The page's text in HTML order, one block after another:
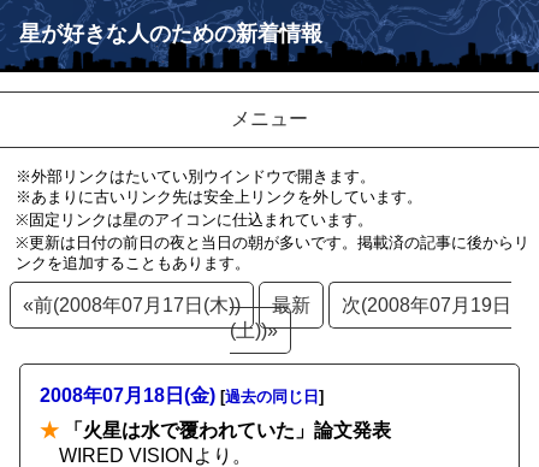
星が好きな人のための新着情報
メニュー
※外部リンクはたいてい別ウインドウで開きます。
※あまりに古いリンク先は安全上リンクを外しています。
※固定リンクは星のアイコンに仕込まれています。
※更新は日付の前日の夜と当日の朝が多いです。掲載済の記事に後からリ
ンクを追加することもあります。
«前(2008年07月17日(木)) 最新
次(2008年07月19日
(土))»
2008年07月18日(金) [過去の同じ日 ]
★ 「火星は水で覆われていた」論文発表
WIRED VISIONより。